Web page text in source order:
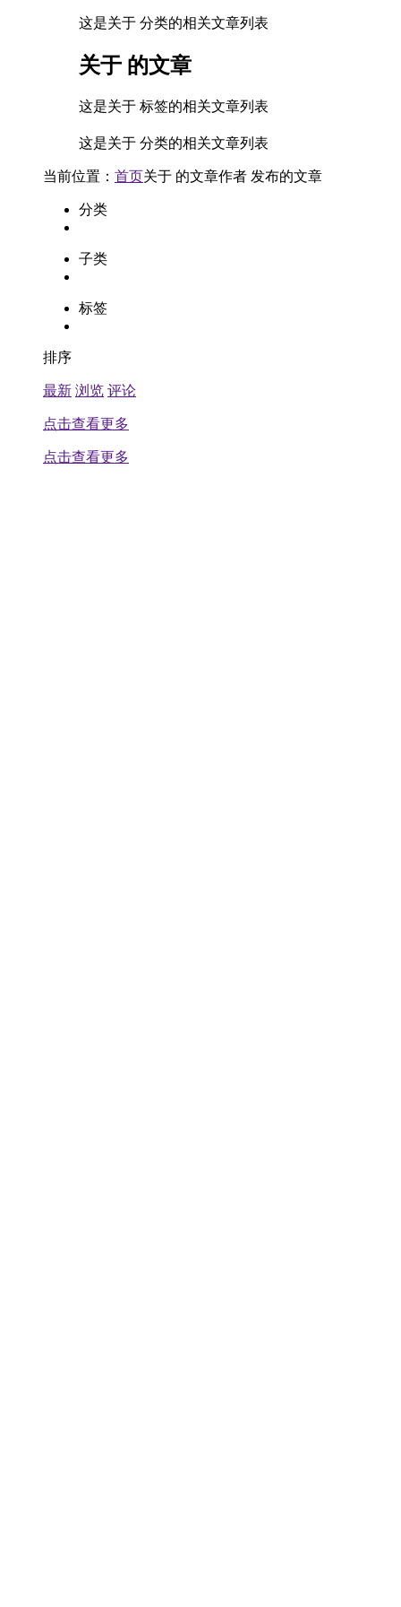
这是关于 分类的相关文章列表
关于 的文章
这是关于 标签的相关文章列表
这是关于 分类的相关文章列表
当前位置： 首页关于 的文章作者 发布的文章
分类
子类
标签
排序
最新 浏览 评论
点击查看更多
点击查看更多